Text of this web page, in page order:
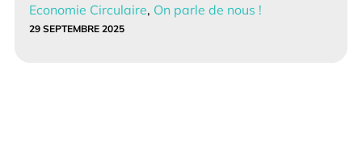
Economie Circulaire, On parle de nous !
29 SEPTEMBRE 2025